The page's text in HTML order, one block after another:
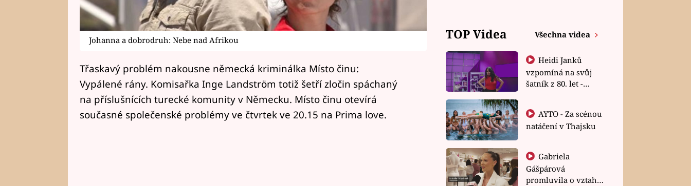
Johanna a dobrodruh: Nebe nad Afrikou
Třaskavý problém nakousne německá kriminálka Místo činu:
Vypálené rány. Komisařka Inge Landström totiž šetří zločin spáchaný
na příslušnících turecké komunity v Německu. Místo činu otevírá
současné společenské problémy ve čtvrtek ve 20.15 na Prima love.
TOP Videa Všechna videa
Heidi Janků
vzpomíná na svůj
šatník z 80. let -
natáčení v Thajsku
Gabriela
Gášpárová
promluvila o vztahu